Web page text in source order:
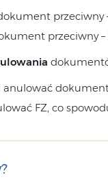
przeciwny
przeciwny –
anulować
FZ, co